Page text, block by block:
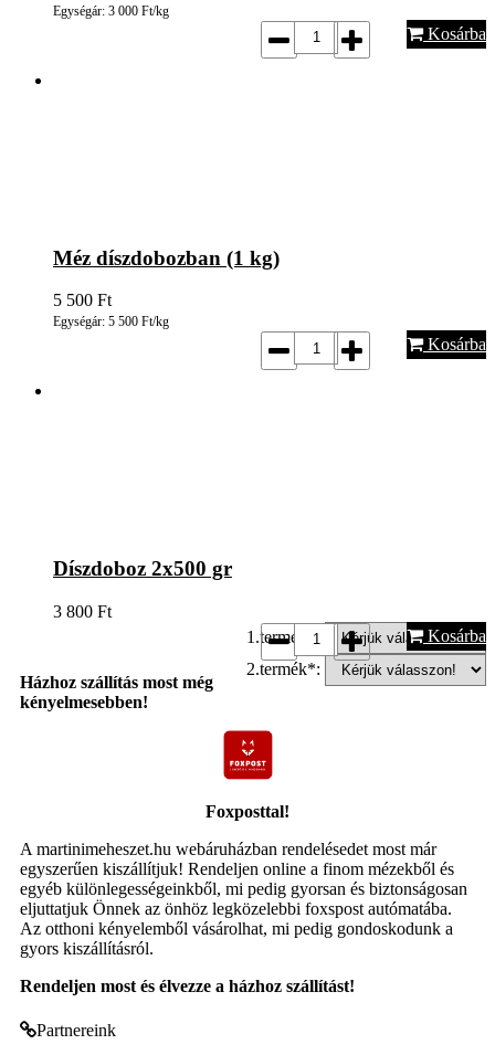
Egységár: 3 000 Ft/kg
Kosárba
Méz díszdobozban (1 kg)
5 500 Ft
Egységár: 5 500 Ft/kg
Kosárba
Díszdoboz 2x500 gr
3 800 Ft
1.termék*:
2.termék*:
Kosárba
Házhoz szállítás most még
kényelmesebben!
Foxposttal!
A martinimeheszet.hu webáruházban rendelésedet most már
egyszerűen kiszállítjuk! Rendeljen online a finom mézekből és
egyéb különlegességeinkből, mi pedig gyorsan és biztonságosan
eljuttatjuk Önnek az önhöz legközelebbi foxspost autómatába.
Az otthoni kényelemből vásárolhat, mi pedig gondoskodunk a
gyors kiszállításról.
Rendeljen most és élvezze a házhoz szállítást!
Partnereink